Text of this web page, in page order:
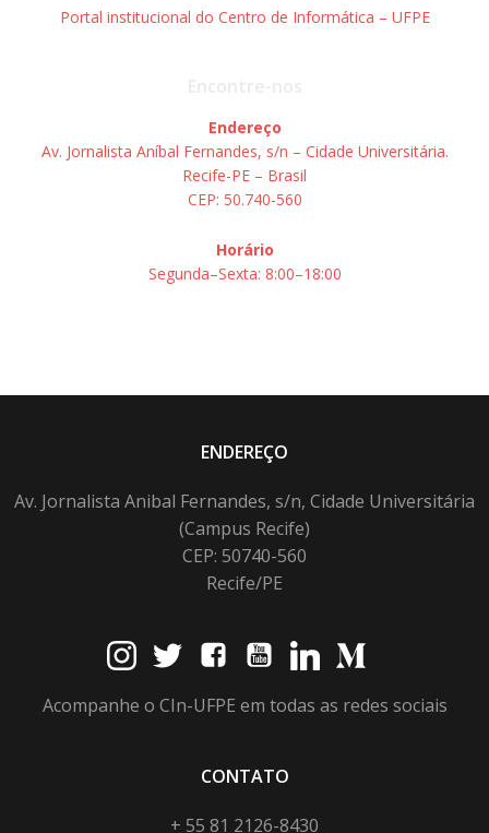
Portal institucional do Centro de Informática – UFPE
Endereço
Av. Jornalista Aníbal Fernandes, s/n – Cidade Universitária.
Recife-PE – Brasil
CEP: 50.740-560
Horário
Segunda–Sexta: 8:00–18:00
ENDEREÇO
Av. Jornalista Anibal Fernandes, s/n, Cidade Universitária
(Campus Recife)
CEP: 50740-560
Recife/PE
Acompanhe o CIn-UFPE em todas as redes sociais
CONTATO
+ 55 81 2126-8430